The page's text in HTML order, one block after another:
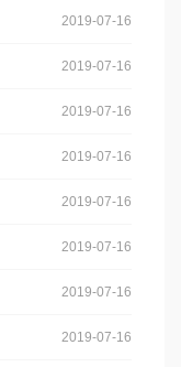
2019-07-16
2019-07-16
2019-07-16
2019-07-16
2019-07-16
2019-07-16
2019-07-16
2019-07-16